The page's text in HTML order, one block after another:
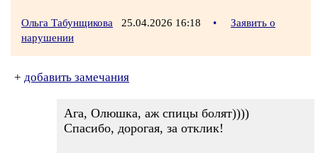
Ольга Табунщикова 25.04.2026 16:18 •
Заявить о
нарушении
+ добавить замечания
Ага, Олюшка, аж спицы болят))))
Спасибо, дорогая, за отклик!